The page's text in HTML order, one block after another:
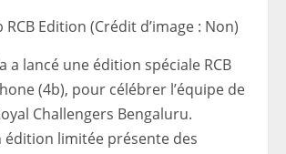
Edition (Crédit d’image : Non)
a lancé une édition spéciale RCB
(4b), pour célébrer l’équipe de
Challengers Bengaluru.
édition limitée présente des